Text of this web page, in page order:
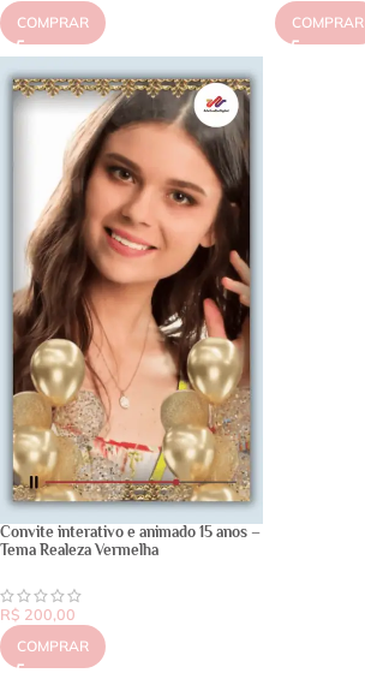
COMPRAR COMPRAR
Convite interativo e animado 15 anos –
Tema Realeza Vermelha
R$ 200,00
COMPRAR